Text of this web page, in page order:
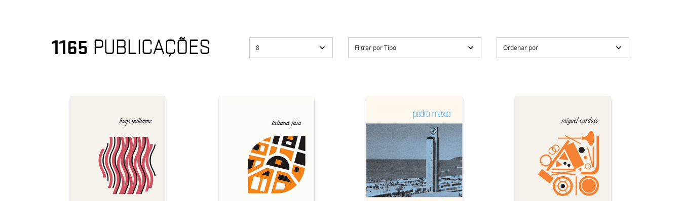
1165 PUBLICAÇÕES 8 Filtrar por Tipo Ordenar por